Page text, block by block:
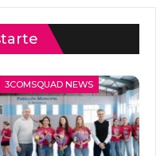
3COMSQUAD NEWS